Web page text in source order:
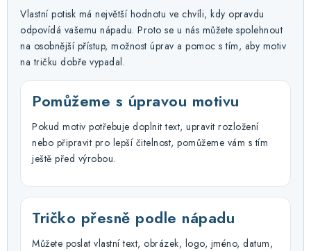
Vlastní potisk má největší hodnotu ve chvíli, kdy opravdu
odpovídá vašemu nápadu. Proto se u nás můžete spolehnout
na osobnější přístup, možnost úprav a pomoc s tím, aby motiv
na tričku dobře vypadal.
Pomůžeme s úpravou motivu
Pokud motiv potřebuje doplnit text, upravit rozložení
nebo připravit pro lepší čitelnost, pomůžeme vám s tím
ještě před výrobou.
Tričko přesně podle nápadu
Můžete poslat vlastní text, obrázek, logo, jméno, datum,